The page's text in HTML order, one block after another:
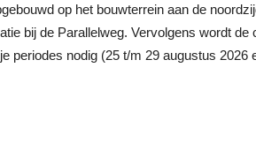
op het bouwterrein aan de
bij de Parallelweg. Vervolgens wordt
periodes nodig (25 t/m 29 augustus 2026